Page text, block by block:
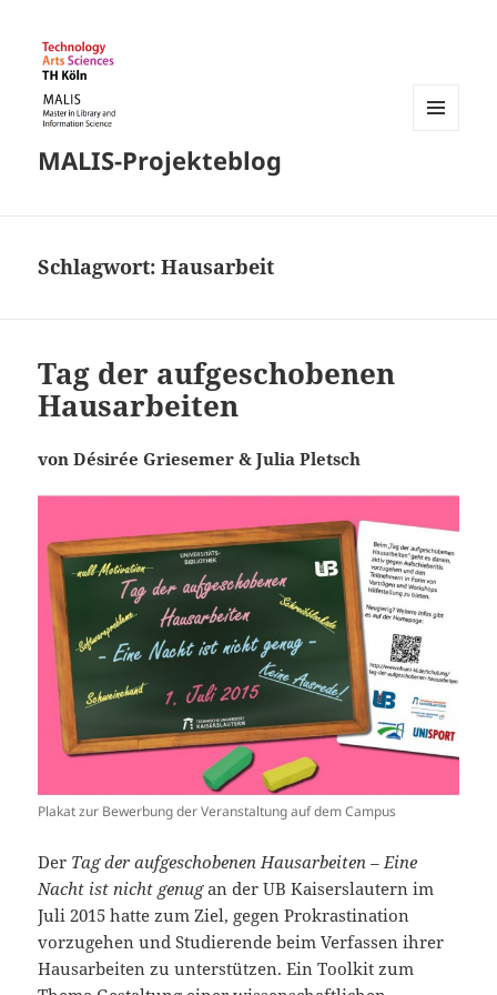
MALIS-Projekteblog
Schlagwort:Hausarbeit
Tag der aufgeschobenen
Hausarbeiten
von Désirée Griesemer & Julia Pletsch
Plakat zur Bewerbung der Veranstaltung auf dem Campus
Der Tag der aufgeschobenen Hausarbeiten – Eine
Nacht ist nicht genugan der UB Kaiserslautern im
Juli 2015 hatte zum Ziel, gegen Prokrastination
vorzugehen und Studierende beim Verfassen ihrer
Hausarbeiten zu unterstützen. Ein Toolkit zum